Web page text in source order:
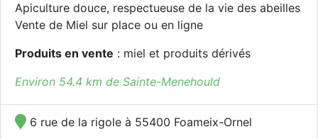
Apiculture douce, respectueuse de la vie des abeilles
Vente de Miel sur place ou en ligne
Produits en vente : miel et produits dérivés
Environ 54.4 km de Sainte-Menehould
6 rue de la rigole à 55400 Foameix-Ornel